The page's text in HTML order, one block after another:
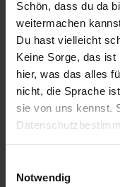
Schön, dass du da
weitermachen
Du hast vielleicht
Keine Sorge, das
hier, was das alles
nicht, die Sprache
sie von uns kennst.
Notwendig
Lerne coole
Verdiene
Sichere dir
Lass dich
Bilder